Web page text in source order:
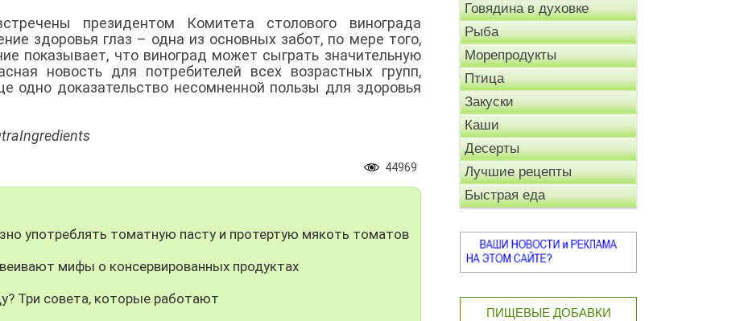
президентом Комитета столового винограда
здоровья глаз – одна из основных забот, по мере того,
показывает, что виноград может сыграть значительную
новость для потребителей всех возрастных групп,
одно доказательство несомненной пользы для здоровья
44969
употреблять томатную пасту и протертую мякоть томатов
мифы о консервированных продуктах
Три совета, которые работают
Говядина в духовке
Рыба
Морепродукты
Птица
Закуски
Каши
Десерты
Лучшие рецепты
Быстрая еда
ПИЩЕВЫЕ ДОБАВКИ